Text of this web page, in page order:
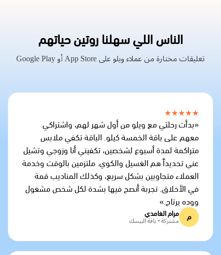
الناس اللي سهلنا روتين حياتهم
تعليقات مختارة من عملاء ويلو على App Store أو Google Play
★★★★★
«بدأت رحلتي مع ويلو من أول شهر لهم، واشتراكي
معهم على باقة الخمسة كيلو. الباقة تكفي ملابس
متراكمة لمدة أسبوع لشخصين، تكفيني أنا وزوجي وتشيل
عني تحديداً هم الغسيل والكوي. ملتزمين بالوقت وخدمة
العملاء متجاوبين بشكل سريع، وكذلك المناديب قمة
في الأخلاق. تجربة أنصح فيها بشدة لكل شخص مشغول
ووده يرتاح.»
م مرام الغامدي
مشتركة • باقة البيسك